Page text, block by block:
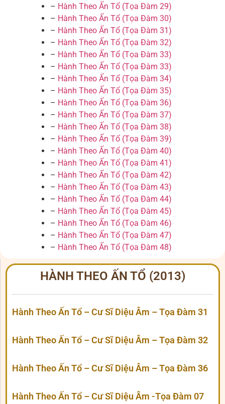
– Hành Theo Ấn Tổ (Tọa Đàm 29)
– Hành Theo Ấn Tổ (Tọa Đàm 30)
– Hành Theo Ấn Tổ (Tọa Đàm 31)
– Hành Theo Ấn Tổ (Tọa Đàm 32)
– Hành Theo Ấn Tổ (Tọa Đàm 33)
– Hành Theo Ấn Tổ (Tọa Đàm 33)
– Hành Theo Ấn Tổ (Tọa Đàm 34)
– Hành Theo Ấn Tổ (Tọa Đàm 35)
– Hành Theo Ấn Tổ (Tọa Đàm 36)
– Hành Theo Ấn Tổ (Tọa Đàm 37)
– Hành Theo Ấn Tổ (Tọa Đàm 38)
– Hành Theo Ấn Tổ (Tọa Đàm 39)
– Hành Theo Ấn Tổ (Tọa Đàm 40)
– Hành Theo Ấn Tổ (Tọa Đàm 41)
– Hành Theo Ấn Tổ (Tọa Đàm 42)
– Hành Theo Ấn Tổ (Tọa Đàm 43)
– Hành Theo Ấn Tổ (Tọa Đàm 44)
– Hành Theo Ấn Tổ (Tọa Đàm 45)
– Hành Theo Ấn Tổ (Tọa Đàm 46)
– Hành Theo Ấn Tổ (Tọa Đàm 47)
– Hành Theo Ấn Tổ (Tọa Đàm 48)
HÀNH THEO ẤN TỔ (2013)
Hành Theo Ấn Tổ – Cư Sĩ Diệu Âm – Tọa Đàm 31
Hành Theo Ấn Tổ – Cư Sĩ Diệu Âm – Tọa Đàm 32
Hành Theo Ấn Tổ – Cư Sĩ Diệu Âm – Tọa Đàm 36
Hành Theo Ấn Tổ – Cư Sĩ Diệu Âm -Tọa Đàm 07